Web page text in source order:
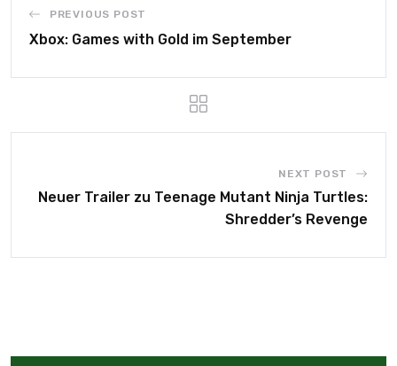
PREVIOUS POST
Xbox: Games with Gold im September
NEXT POST
Neuer Trailer zu Teenage Mutant Ninja Turtles:
Shredder’s Revenge